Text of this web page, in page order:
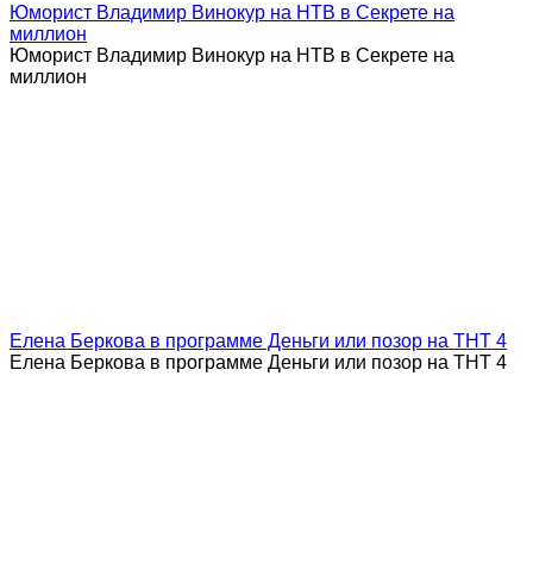
Юморист Владимир Винокур на НТВ в Секрете на
миллион
Юморист Владимир Винокур на НТВ в Секрете на
миллион
Елена Беркова в программе Деньги или позор на ТНТ 4
Елена Беркова в программе Деньги или позор на ТНТ 4